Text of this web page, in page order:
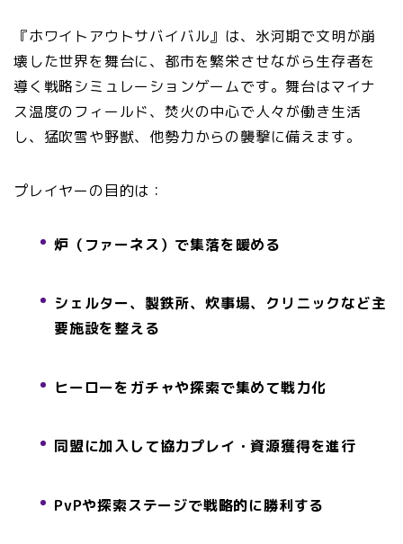
『ホワイトアウトサバイバル』は、氷河期で文明が崩
壊した世界を舞台に、都市を繁栄させながら生存者を
導く戦略シミュレーションゲームです。舞台はマイナ
ス温度のフィールド、焚火の中心で人々が働き生活
し、猛吹雪や野獣、他勢力からの襲撃に備えます。
プレイヤーの目的は：
炉（ファーネス）で集落を暖める
シェルター、製鉄所、炊事場、クリニックなど主
要施設を整える
ヒーローをガチャや探索で集めて戦力化
同盟に加入して協力プレイ・資源獲得を進行
PvPや探索ステージで戦略的に勝利する